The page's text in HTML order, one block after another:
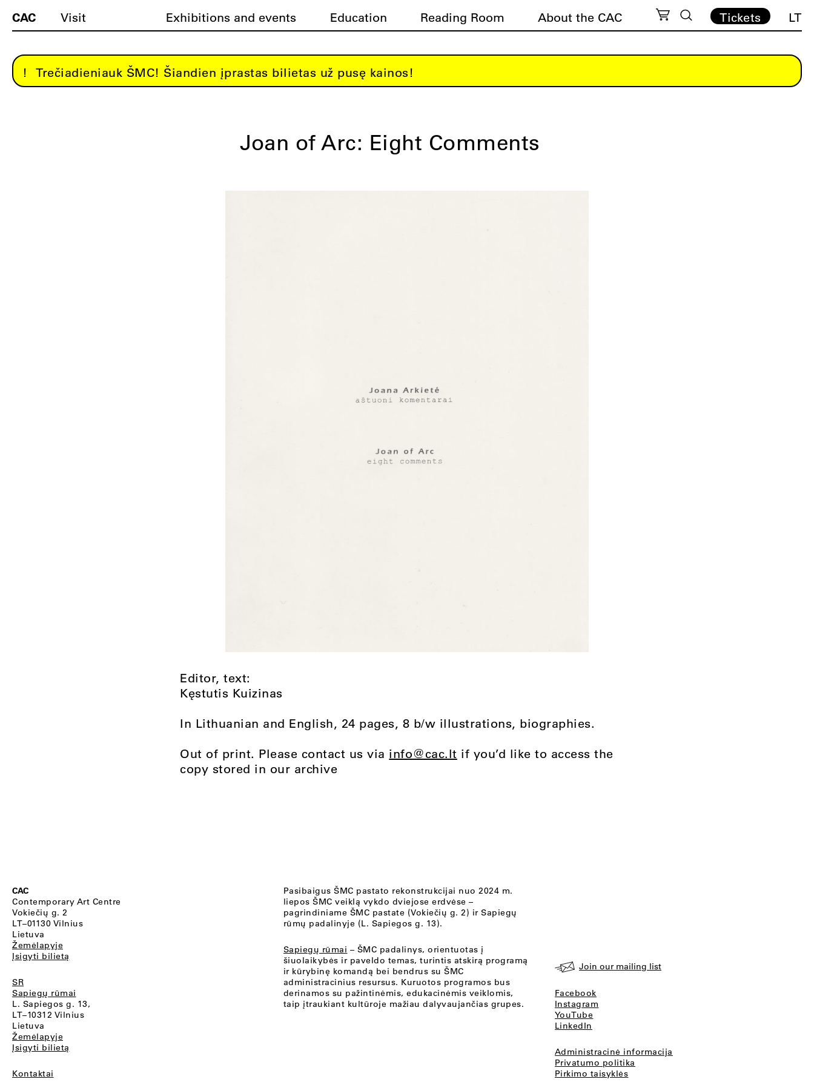
CAC Visit Exhibitions and events Education Reading Room About the CAC Tickets LT
Trečiadieniauk ŠMC! Šiandien įprastas bilietas už pusę kainos!
Joan of Arc: Eight Comments
Editor, text:
Kęstutis Kuizinas
In Lithuanian and English, 24 pages, 8 b/w illustrations, biographies.
Out of print. Please contact us via info@cac.lt if you’d like to access the
copy stored in our archive
CAC
Contemporary Art Centre
Vokiečių g. 2
LT–01130 Vilnius
Lietuva
Žemėlapyje
Įsigyti bilietą
SR
Sapiegų rūmai
L. Sapiegos g. 13,
LT–10312 Vilnius
Lietuva
Žemėlapyje
Įsigyti bilietą
Kontaktai
Pasibaigus ŠMC pastato rekonstrukcijai nuo 2024 m.
liepos ŠMC veiklą vykdo dviejose erdvėse –
pagrindiniame ŠMC pastate (Vokiečių g. 2) ir Sapiegų
rūmų padalinyje (L. Sapiegos g. 13).
Sapiegų rūmai – ŠMC padalinys, orientuotas į
šiuolaikybės ir paveldo temas, turintis atskirą programą
ir kūrybinę komandą bei bendrus su ŠMC
administracinius resursus. Kuruotos programos bus
derinamos su pažintinėmis, edukacinėmis veiklomis,
taip įtraukiant kultūroje mažiau dalyvaujančias grupes.
Join our mailing list
Facebook
Instagram
YouTube
LinkedIn
Administracinė informacija
Privatumo politika
Pirkimo taisyklės